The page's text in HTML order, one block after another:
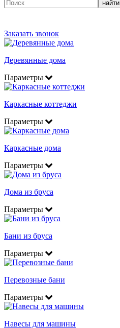
найти
Заказать звонок
Деревянные дома
Параметры
Каркасные коттеджи
Параметры
Каркасные дома
Параметры
Дома из бруса
Параметры
Бани из бруса
Параметры
Перевозные бани
Параметры
Навесы для машины